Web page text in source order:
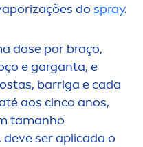
do spray.
dose por braço,
e garganta, e
barriga e cada
aos cinco anos,
tamanho
deve ser aplicada o